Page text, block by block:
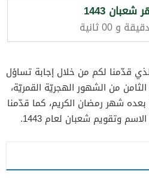
1443
قدّمنا لكم من خلال إجابة تساؤل
من الشهور الهجريّة القمريّة،
شهر رمضان الكريم، كما قدّمنا
وتقويم شعبان لعام 1443.